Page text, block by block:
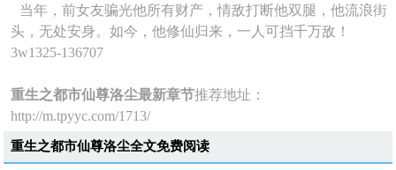
当年，前女友骗光他所有财产，情敌打断他双腿，他流浪街
头，无处安身。如今，他修仙归来，一人可挡千万敌！
3w1325-136707
重生之都市仙尊洛尘最新章节推荐地址：
http://m.tpyyc.com/1713/
重生之都市仙尊洛尘全文免费阅读